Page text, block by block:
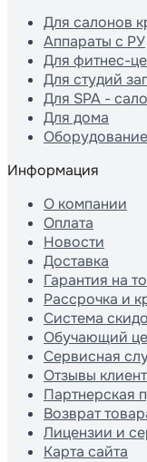
Для салонов
Аппараты с РУ
Для фитнес-
Для студий
Для SPA -
Для дома
Информация
О компании
Оплата
Новости
Доставка
Гарантия на
Рассрочка и
Система
Обучающий
Сервисная
Отзывы
Партнерская
Возврат
Лицензии и
Карта сайта